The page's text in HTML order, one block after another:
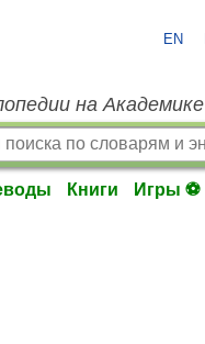
EN
на Академике
Книги Игры ⚽